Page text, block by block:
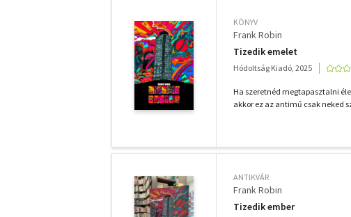
KÖNYV
Frank Robin
Tizedik emelet
Hódoltság Kiadó, 2025
Ha szeretnéd megtapasztalni
akkor ez az antimű csak neked
ANTIKVÁR
Frank Robin
Tizedik ember